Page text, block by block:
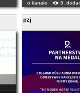
o kanale 5,
pzj